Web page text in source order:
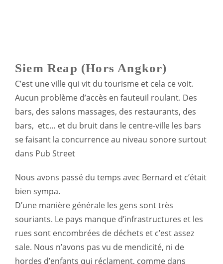
Siem Reap (hors Angkor)
C’est une ville qui vit du tourisme et cela ce voit.
Aucun problème d’accès en fauteuil roulant. Des
bars, des salons massages, des restaurants, des
bars, etc… et du bruit dans le centre-ville les bars
se faisant la concurrence au niveau sonore surtout
dans Pub Street
Nous avons passé du temps avec Bernard et c’était
bien sympa.
D’une manière générale les gens sont très
souriants. Le pays manque d’infrastructures et les
rues sont encombrées de déchets et c’est assez
sale. Nous n’avons pas vu de mendicité, ni de
hordes d’enfants qui réclament, comme dans